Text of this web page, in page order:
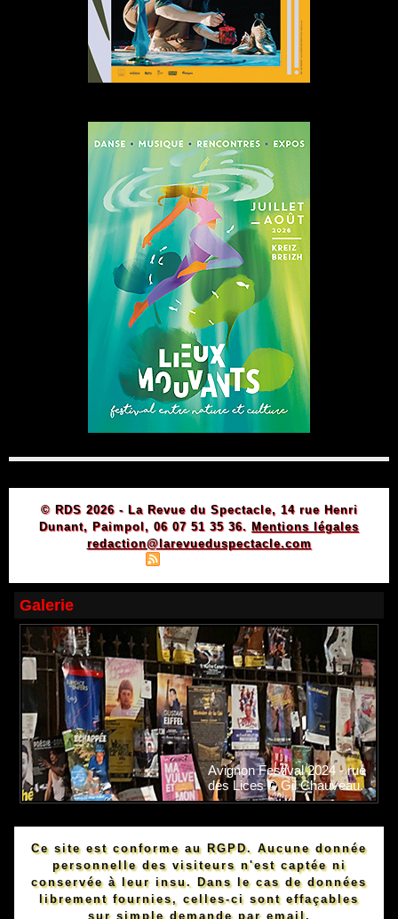
© RDS 2026 - La Revue du Spectacle, 14 rue Henri
Dunant, Paimpol, 06 07 51 35 36. Mentions légales
redaction@larevueduspectacle.com
Galerie
Avignon Festival 2024 - rue
des Lices © Gil Chauveau.
Ce site est conforme au RGPD. Aucune donnée
personnelle des visiteurs n'est captée ni
conservée à leur insu. Dans le cas de données
librement fournies, celles-ci sont effaçables
sur simple demande par email.